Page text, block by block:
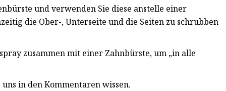
und verwenden Sie diese anstelle einer
die Ober-, Unterseite und die Seiten zu schrubben
zusammen mit einer Zahnbürste, um „in alle
in den Kommentaren wissen.